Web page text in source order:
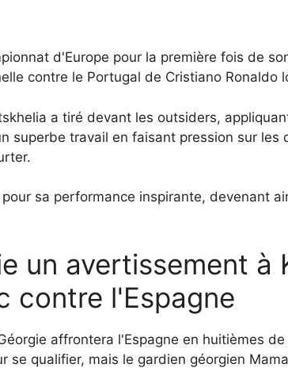
d'Europe pour la première fois de
contre le Portugal de Cristiano Ronaldo
a tiré devant les outsiders,
superbe travail en faisant pression sur
sa performance inspirante, devenant
un avertissement à
contre l'Espagne
affrontera l'Espagne en huitièmes
se qualifier, mais le gardien géorgien